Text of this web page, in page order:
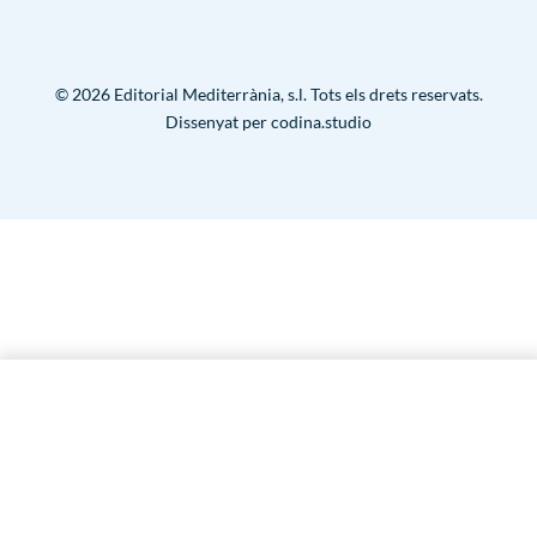
Política de cookies
© 2026 Editorial Mediterrània, s.l. Tots els drets reservats.
Dissenyat percodina.studio